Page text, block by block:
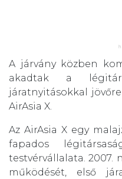
A járvány közben
akadtak a
járatnyitásokkal
AirAsia X.
Az AirAsia X egy
fapados
testvérvállalata. 2007.
működését, első